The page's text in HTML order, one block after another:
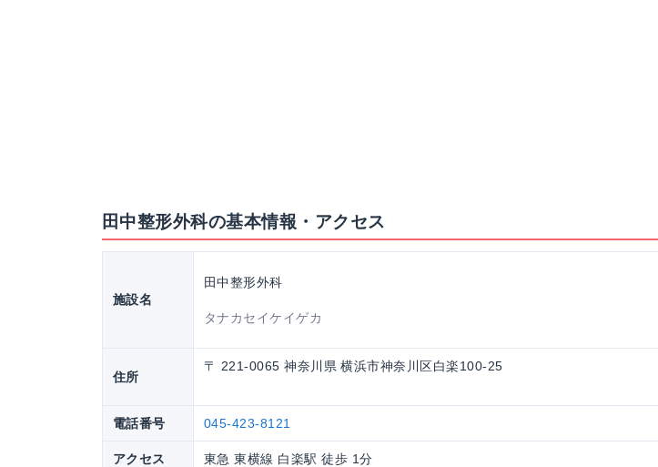
田中整形外科の基本情報・アクセス
施設名
田中整形外科
タナカセイケイゲカ
住所
〒 221-0065 神奈川県 横浜市神奈川区白楽100-25
電話番号 045-423-8121
アクセス 東急 東横線 白楽駅 徒歩 1分